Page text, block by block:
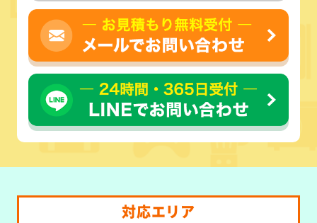
対応エリア